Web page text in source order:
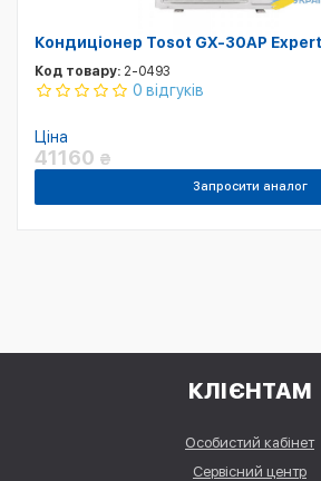
Кондиціонер Tosot GX-30AP
Код товару: 2-0493
0 відгуків
Ціна
41160 ₴
Запросити аналог
КЛІЄНТАМ
Особистий кабінет
Сервісний центр